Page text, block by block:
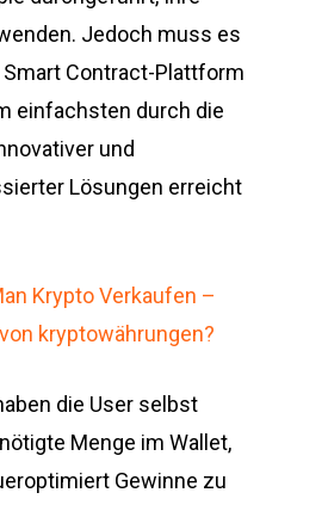
Jedoch muss es
Contract-Plattform
einfachsten durch die
und
Lösungen erreicht
Krypto Verkaufen –
kryptowährungen?
die User selbst
Menge im Wallet,
Gewinne zu